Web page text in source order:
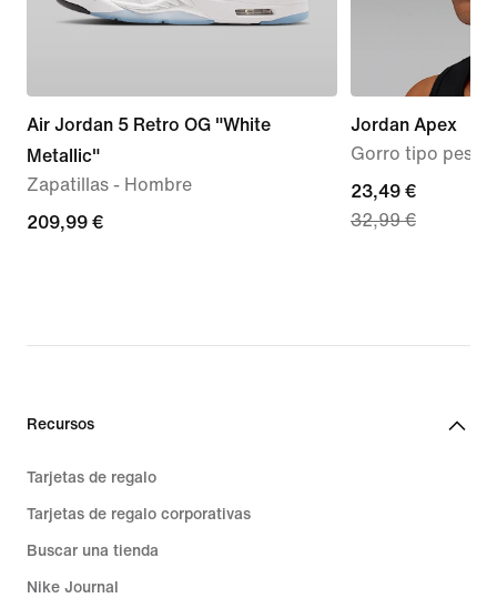
Air Jordan 5 Retro OG "White
Metallic"
Zapatillas - Hombre
209,99 €
209,99 €
Jordan Apex
Gorro tipo
current
price
32,99 €
23,49 €
32,99 €
Recursos
Tarjetas de regalo
Tarjetas de regalo corporativas
Buscar una tienda
Nike Journal